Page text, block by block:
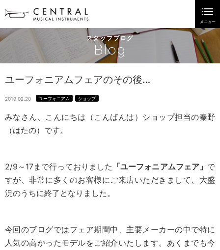
スタッフブログ
Blog
ユーフォニアムフェアのその後…
2019.02.20 ユーフォニアム ショップ
みなさん、こんにちは（こんばんは）ショップ担当の秦野
（はたの）です。
2/9～17まで行っておりました 「ユーフォニアムフェア」 で
すが、非常に多くのお客様にご来店いただきまして、大盛
況のうちに終了となりました。
今回のブログではフェア期間中、主要メーカーの中で特に
人気の高かったモデルをご紹介いたします。あくまでも今